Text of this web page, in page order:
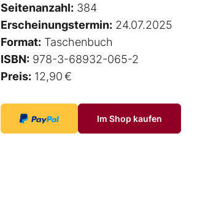
Seitenanzahl: 384
Erscheinungstermin: 24.07.2025
Format: Taschenbuch
ISBN: 978-3-68932-065-2
Preis: 12,90 €
Im Shop kaufen